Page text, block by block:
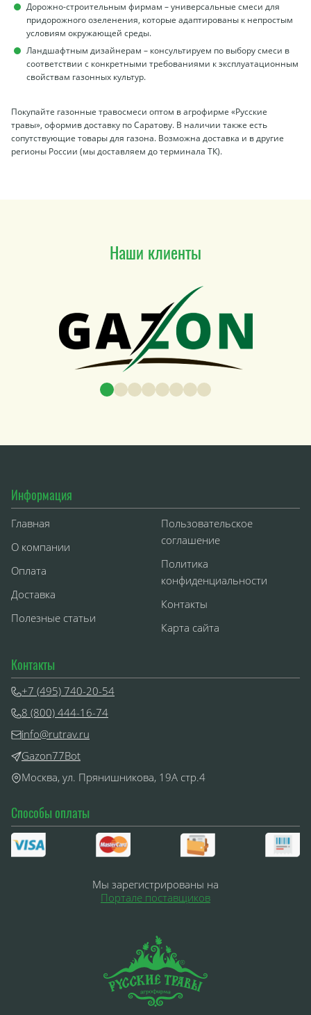
Дорожно-строительным фирмам – универсальные смеси для
придорожного озеленения, которые адаптированы к непростым
условиям окружающей среды.
Ландшафтным дизайнерам – консультируем по выбору смеси в
соответствии с конкретными требованиями к эксплуатационным
свойствам газонных культур.
Покупайте газонные травосмеси оптом в агрофирме «Русские
травы», оформив доставку по Саратову. В наличии также есть
сопутствующие товары для газона. Возможна доставка и в другие
регионы России (мы доставляем до терминала ТК).
Наши клиенты
Информация
Главная
О компании
Оплата
Доставка
Полезные статьи
Пользовательское
соглашение
Политика
конфиденциальности
Контакты
Карта сайта
Способы оплаты
Мы зарегистрированы на
Портале поставщиков
Контакты
+7 (495) 740-20-54
8 (800) 444-16-74
info@rutrav.ru
Gazon77Bot
Москва, ул. Прянишникова, 19А стр.4